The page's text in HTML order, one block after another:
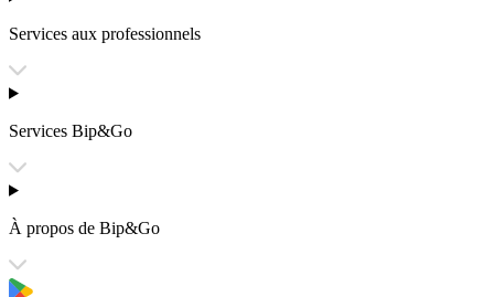
Services aux professionnels
Services Bip&Go
À propos de Bip&Go